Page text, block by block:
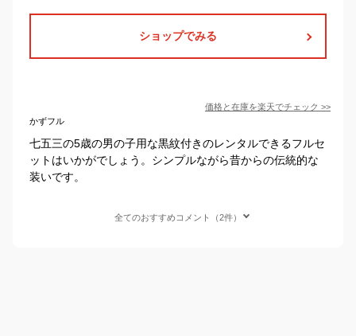
ショップでみる
価格と在庫を楽天でチェック >>
かずフル
七五三の5歳の男の子用な黒紋付きのレンタルできるフルセ
ットはいかがでしょう。シンプルながら昔からの伝統的な
装いです。
全てのおすすめコメント（2件）